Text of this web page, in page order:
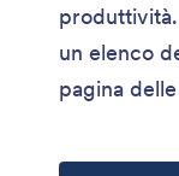
un elenco
pagina